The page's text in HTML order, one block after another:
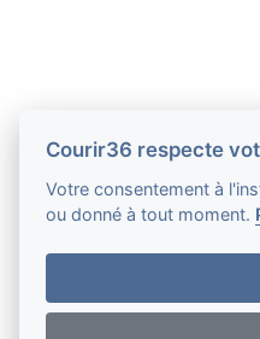
Courir36 respecte
Votre consentement à
ou donné à tout moment.